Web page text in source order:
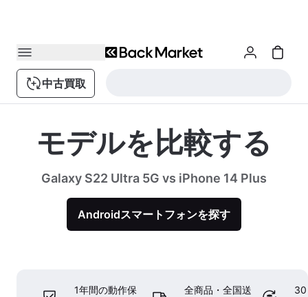
中古買取
モデルを比較する
Galaxy S22 Ultra 5G vs iPhone 14 Plus
Androidスマートフォンを探す
1年間の動作保
全商品・全国送
30